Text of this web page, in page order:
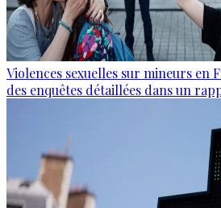
Violences sexuelles sur mineurs en
des enquêtes détaillées dans un